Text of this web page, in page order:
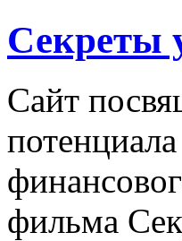
Секреты
Сайт
фильма